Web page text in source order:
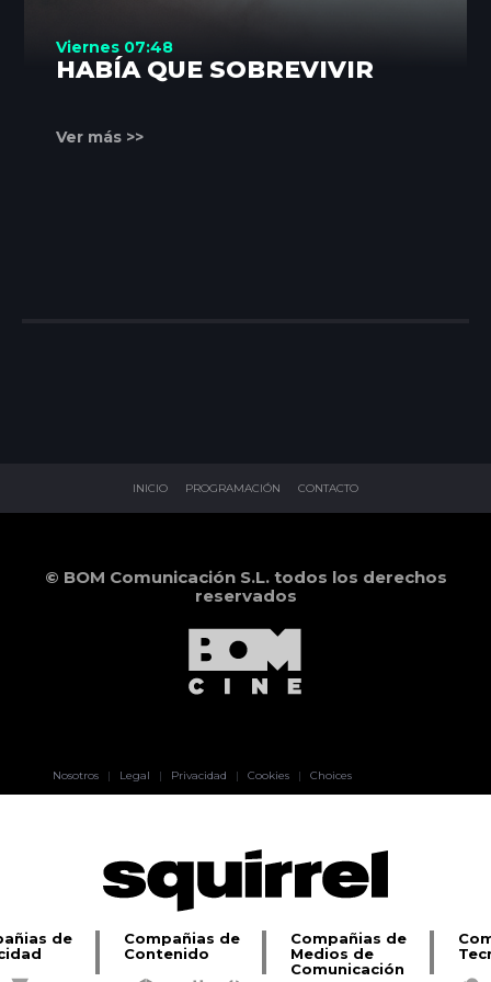
Viernes 07:48
HABÍA QUE SOBREVIVIR
Ver más >>
INICIO PROGRAMACIÓN CONTACTO
© BOM Comunicación S.L. todos los derechos
reservados
Nosotros | Legal | Privacidad | Cookies | Choices
de
Compañias de
Contenido
Compañias de
Medios de
Comunicación